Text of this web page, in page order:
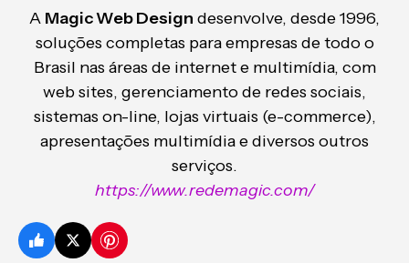
A Magic Web Design desenvolve, desde 1996,
soluções completas para empresas de todo o
Brasil nas áreas de internet e multimídia, com
web sites, gerenciamento de redes sociais,
sistemas on-line, lojas virtuais (e-commerce),
apresentações multimídia e diversos outros
serviços.
https://www.redemagic.com/